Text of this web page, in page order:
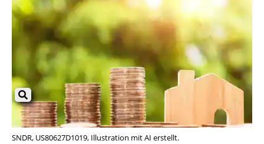
SNDR, US80627D1019, Illustration mit AI erstellt.